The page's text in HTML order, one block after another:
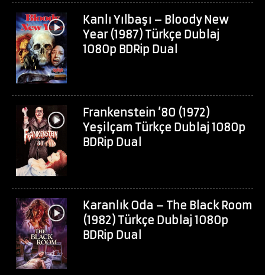
Kanlı Yılbaşı – Bloody New
Year (1987) Türkçe Dublaj
1080p BDRip Dual
Frankenstein ’80 (1972)
Yeşilçam Türkçe Dublaj 1080p
BDRip Dual
Karanlık Oda – The Black Room
(1982) Türkçe Dublaj 1080p
BDRip Dual